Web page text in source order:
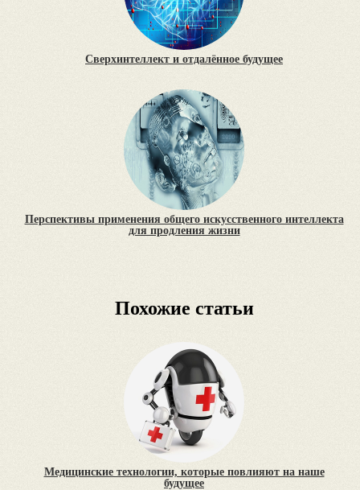
Сверхинтеллект и отдалённое будущее
Перспективы применения общего искусственного интеллекта
для продления жизни
Похожие статьи
Медицинские технологии, которые повлияют на наше
будущее